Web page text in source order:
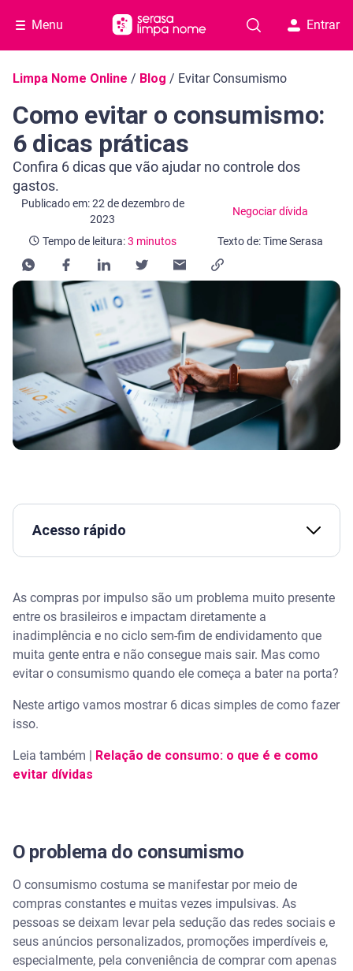
Menu Entrar
Navegação do blog
Limpa Nome Online / Blog / Evitar Consumismo
Como evitar o consumismo:
6 dicas práticas
Confira 6 dicas que vão ajudar no controle dos
gastos.
Publicado em: 22 de dezembro de
2023
Negociar dívida
Categoria Negociar dívida
Tempo de leitura:3 minutos
Tempo de leitura: 3 minutos
Texto de: Time Serasa
Acesso rápido
Como evitar o consumismo
Nem vá
Identifique seu ponto fraco
Estabeleça um orçamento
Faça uma lista do que precisa
Assista | Pequenas economias com Nath Finanças
Conte com a Serasa para organizar as finanças
Serasa Score
As compras por impulso são um problema muito presente
entre os brasileiros e impactam diretamente a
inadimplência e no ciclo sem-fim de endividamento que
muita gente entra e não consegue mais sair. Mas como
evitar o consumismo quando ele começa a bater na porta?
Neste artigo vamos mostrar 6 dicas simples de como fazer
isso.
Leia também |
Relação de consumo: o que é e como
evitar dívidas
O problema do consumismo
O consumismo costuma se manifestar por meio de
compras constantes e muitas vezes impulsivas. As
pessoas se deixam levar pela sedução das redes sociais e
seus anúncios personalizados, promoções imperdíveis e,
especialmente, pela conveniência de comprar com apenas